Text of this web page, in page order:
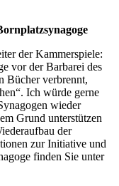
der Kammerspiele:
vor der Barbarei des
Bücher verbrennt,
Ich würde gerne
wieder
Grund unterstützen
der
zur Initiative und
finden Sie unter